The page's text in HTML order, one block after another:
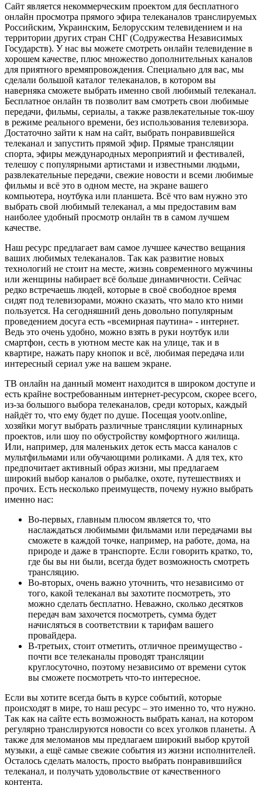
Сайт является некоммерческим проектом для бесплатного
онлайн просмотра прямого эфира телеканалов транслируемых
Российским, Украинским, Белорусским телевидением и на
территории других стран СНГ (Содружества Независимых
Государств). У нас вы можете смотреть онлайн телевидение в
хорошем качестве, плюс множество дополнительных каналов
для приятного времяпровождения. Специально для вас, мы
сделали большой каталог телеканалов, в котором вы
наверняка сможете выбрать именно свой любимый телеканал.
Бесплатное онлайн тв позволит вам смотреть свои любимые
передачи, фильмы, сериалы, а также развлекательные ток-шоу
в режиме реального времени, без использования телевизора.
Достаточно зайти к нам на сайт, выбрать понравившейся
телеканал и запустить прямой эфир. Прямые трансляции
спорта, эфиры международных мероприятий и фестивалей,
телешоу с популярными артистами и известными людьми,
развлекательные передачи, свежие новости и всеми любимые
фильмы и всё это в одном месте, на экране вашего
компьютера, ноутбука или планшета. Всё что вам нужно это
выбрать свой любимый телеканал, а мы предоставим вам
наиболее удобный просмотр онлайн тв в самом лучшем
качестве.
Наш ресурс предлагает вам самое лучшее качество вещания
ваших любимых телеканалов. Так как развитие новых
технологий не стоит на месте, жизнь современного мужчины
или женщины набирает всё больше динамичности. Сейчас
редко встречаешь людей, которые в своё свободное время
сидят под телевизорами, можно сказать, что мало кто ними
пользуется. На сегодняшний день довольно популярным
проведением досуга есть «всемирная паутина» - интернет.
Ведь это очень удобно, можно взять в руки ноутбук или
смартфон, сесть в уютном месте как на улице, так и в
квартире, нажать пару кнопок и всё, любимая передача или
интересный сериал уже на вашем экране.
ТВ онлайн на данный момент находится в широком доступе и
есть крайне востребованным интернет-ресурсом, скорее всего,
из-за большого выбора телеканалов, среди которых, каждый
найдёт то, что ему будет по душе. Посещая yootv.online,
хозяйки могут выбрать различные трансляции кулинарных
проектов, или шоу по обустройству комфортного жилища.
Или, например, для маленьких деток есть масса каналов с
мультфильмами или обучающими роликами. А для тех, кто
предпочитает активный образ жизни, мы предлагаем
широкий выбор каналов о рыбалке, охоте, путешествиях и
прочих. Есть несколько преимуществ, почему нужно выбрать
именно нас:
Во-первых, главным плюсом является то, что
наслаждаться любимыми фильмами или передачами вы
сможете в каждой точке, например, на работе, дома, на
природе и даже в транспорте. Если говорить кратко, то,
где бы вы ни были, всегда будет возможность смотреть
трансляцию.
Во-вторых, очень важно уточнить, что независимо от
того, какой телеканал вы захотите посмотреть, это
можно сделать бесплатно. Неважно, сколько десятков
передач вам захочется посмотреть, сумма будет
начисляться в соответствии к тарифам вашего
провайдера.
В-третьих, стоит отметить, отличное преимущество -
почти все телеканалы проводят трансляции
круглосуточно, поэтому независимо от времени суток
вы сможете посмотреть что-то интересное.
Если вы хотите всегда быть в курсе событий, которые
происходят в мире, то наш ресурс – это именно то, что нужно.
Так как на сайте есть возможность выбрать канал, на котором
регулярно транслируются новости со всех уголков планеты. А
также для меломанов мы предлагаем широкий выбор крутой
музыки, а ещё самые свежие события из жизни исполнителей.
Осталось сделать малость, просто выбрать понравившийся
телеканал, и получать удовольствие от качественного
контента.